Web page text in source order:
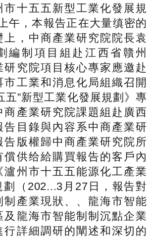
市十五五新型工業化發展規
午，本報告正在大量缜密的
上，中商產業研究院院長袁
編制項目組赴江西省贛州
研究院項目核心專家應邀赴
市工業和消息化局組織召開
五”新型工業化發展規劃》專
商產業研究院課題組赴廣西
告目錄與內容系中商產業研
告版權歸中商產業研究院所
償供给給購買報告的客戶內
瀘州市十五五能源化工產業
劃（202...3月27日，報告對
制產業現狀、、龍海市智能
及龍海市智能制制沉點企業
行詳細調研的闡述和深切的